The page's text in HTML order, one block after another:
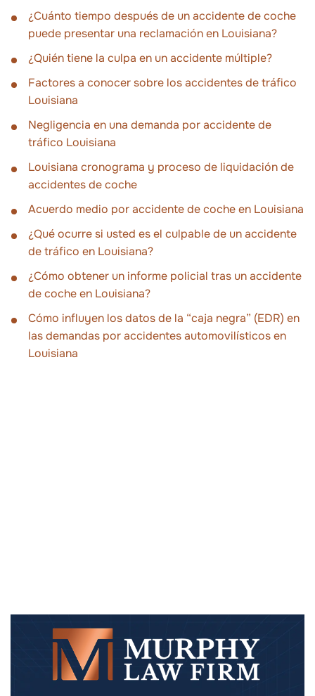
¿Cuánto tiempo después de un accidente de coche
puede presentar una reclamación en Louisiana?
¿Quién tiene la culpa en un accidente múltiple?
Factores a conocer sobre los accidentes de tráfico
Louisiana
Negligencia en una demanda por accidente de
tráfico Louisiana
Louisiana cronograma y proceso de liquidación de
accidentes de coche
Acuerdo medio por accidente de coche en Louisiana
¿Qué ocurre si usted es el culpable de un accidente
de tráfico en Louisiana?
¿Cómo obtener un informe policial tras un accidente
de coche en Louisiana?
Cómo influyen los datos de la “caja negra” (EDR) en
las demandas por accidentes automovilísticos en
Louisiana